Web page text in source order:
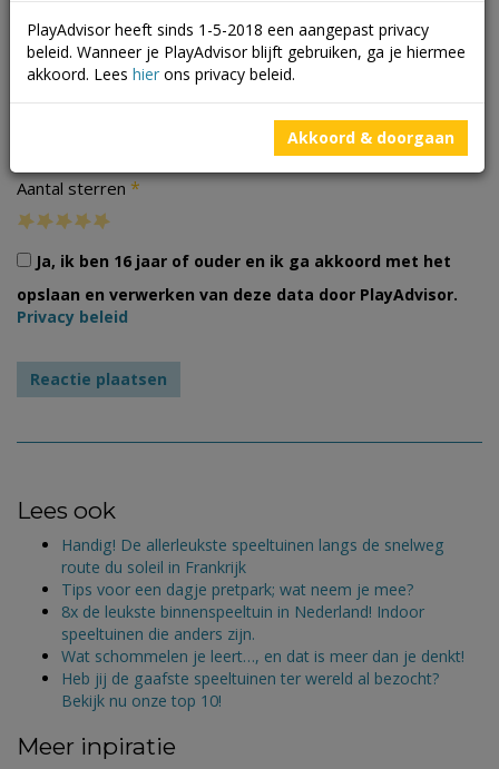
Aantal sterren *
Ja, ik ben 16 jaar of ouder en ik ga akkoord met het
opslaan en verwerken van deze data door PlayAdvisor.
Privacy beleid
Lees ook
Handig! De allerleukste speeltuinen langs de snelweg
route du soleil in Frankrijk
Tips voor een dagje pretpark; wat neem je mee?
8x de leukste binnenspeeltuin in Nederland! Indoor
speeltuinen die anders zijn.
Wat schommelen je leert…, en dat is meer dan je denkt!
Heb jij de gaafste speeltuinen ter wereld al bezocht?
Bekijk nu onze top 10!
Meer inpiratie
PlayAdvisor heeft sinds 1-5-2018 een aangepast privacy
beleid. Wanneer je PlayAdvisor blijft gebruiken, ga je hiermee
akkoord. Lees hier ons privacy beleid.
Akkoord & doorgaan